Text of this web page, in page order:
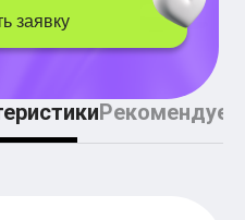
заявку
Рекомендуем